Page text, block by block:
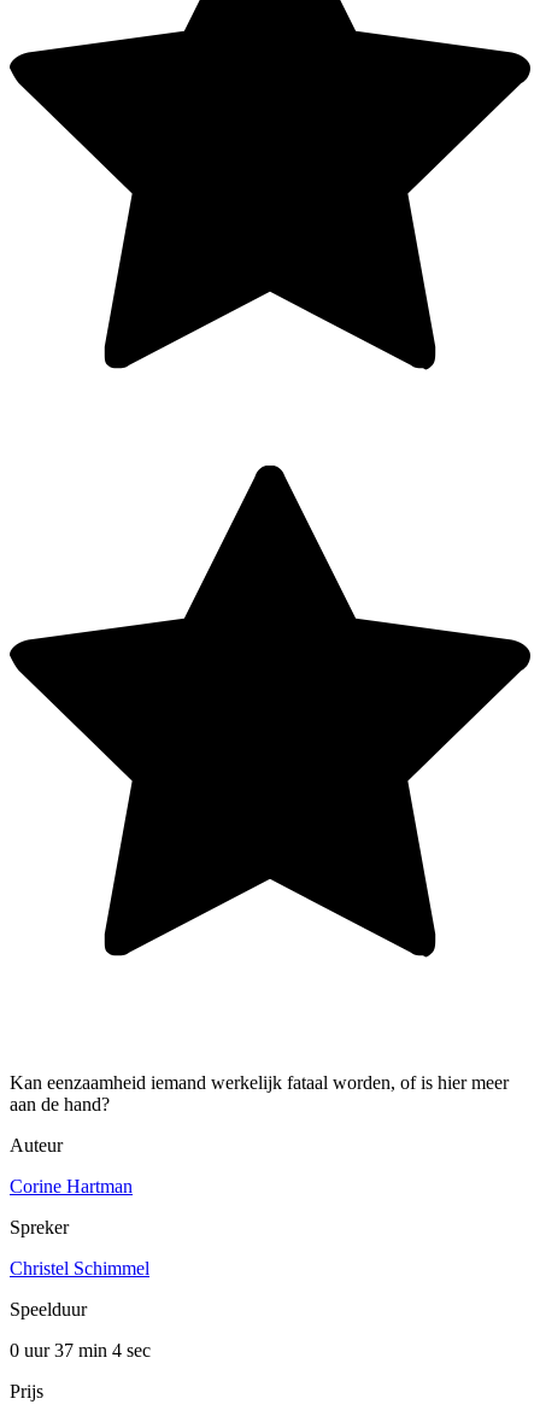
Kan eenzaamheid iemand werkelijk fataal worden, of is hier meer
aan de hand?
Auteur
Corine Hartman
Spreker
Christel Schimmel
Speelduur
0 uur 37 min 4 sec
Prijs